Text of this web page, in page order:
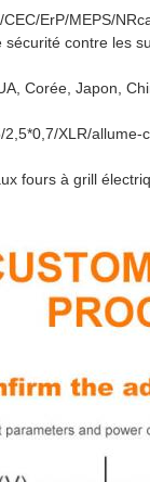
ErP/MEPS/
contre les
Corée, Japon,
XLR/
fours à grill